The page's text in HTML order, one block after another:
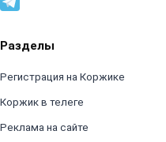
Разделы
Регистрация на Коржике
Коржик в телеге
Реклама на сайте